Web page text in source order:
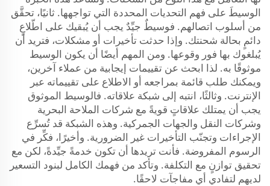
الوسيطَ على فهم التحديات المحددة التي تواجهها. ثانيًا، تحقَّق
من أسلوب اتصالهم. فوسيطٌ جيِّدٌ يجب أن يُبقيك على اطّلاعٍ
دائمٍ بحالة شحنتك. وإذا حدثت تأخيرات أو مشكلات، فتريد أن
يُبلغوك بها فور وقوعها. ومن المهم أيضًا أن يكون الوسيط
موثوقًا به. لذا ابحث عن تقييمات إيجابية من عملاء آخرين،
ويمكنك طلب قائمة بمراجعه أو الاطلاع على تقييماته عبر
الإنترنت. وثالثًا، انتبه إلى شبكة علاقاته. فالوسيط الموثوق
يجب أن يمتلك علاقاتٍ قويةً مع شركات الملاحة البحرية
وشركات النقل والجهات الجمركية. وهذه الشبكة قد تُسرِّع
الإجراءات وتجنّب التأخيرات غير الضرورية. وأخيرًا، فكِّر في
الرسوم المفروضة. فأنت تريدها أن تكون خدمةً جيِّدةً، لكن مع
تحقيق توازنٍ مع التكلفة. وتأكد من فهمك الكامل لبنود التسعير
لديهم لتفادي أي مفاجآت لاحقًا.